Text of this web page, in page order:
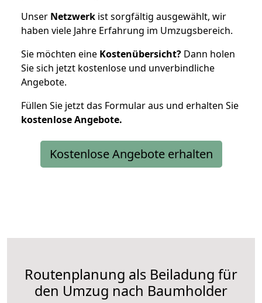
Unser Netzwerk ist sorgfältig ausgewählt, wir
haben viele Jahre Erfahrung im Umzugsbereich.
Sie möchten eine Kostenübersicht? Dann holen
Sie sich jetzt kostenlose und unverbindliche
Angebote.
Füllen Sie jetzt das Formular aus und erhalten Sie
kostenloseAngebote.
Kostenlose Angebote erhalten
Routenplanung als Beiladung für
den Umzug nach Baumholder